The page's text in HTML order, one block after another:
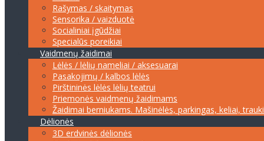
Rašymas / skaitymas
Sensorika / vaizduotė
Socialiniai įgūdžiai
Specialūs poreikiai
Vaidmenų žaidimai
Lėlės / lėlių nameliai / aksesuarai
Pasakojimų / kalbos lėlės
Pirštininės lėlės lėlių teatrui
Priemonės vaidmenų žaidimams
Žaidimai berniukams. Mašinėlės, parkingas, keliai,
Dėlionės
3D erdvinės dėlionės